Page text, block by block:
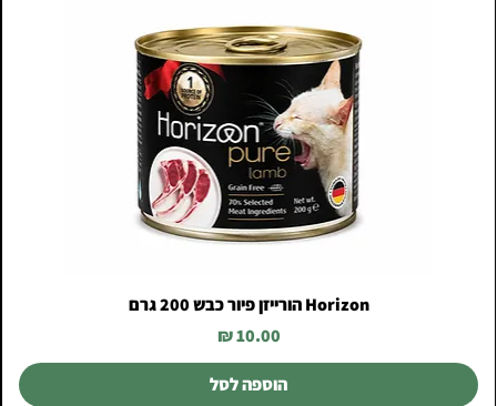
Horizon הורייזן פיור כבש 200 גרם
מחיר
הוספה לסל